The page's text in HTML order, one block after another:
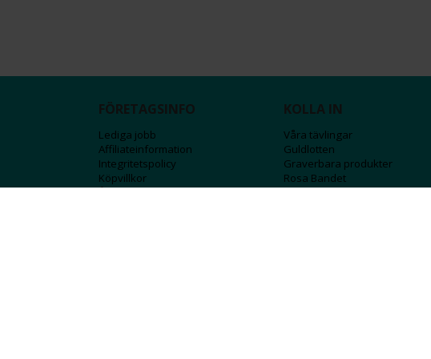
FÖRETAGSINFO
Lediga jobb
Affiliateinformation
Integritetspolicy
Köpvillkor
Ångra Köp
KOLLA IN
Våra tävlingar
Guldlotten
Graverbara produkter
Rosa Bandet
Wolt